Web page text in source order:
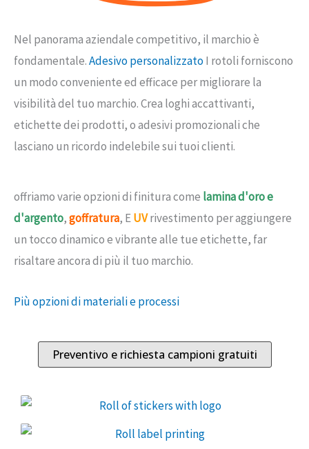
Nel panorama aziendale competitivo, il marchio è
fondamentale.Adesivo personalizzatoI rotoli forniscono
un modo conveniente ed efficace per migliorare la
visibilità del tuo marchio. Crea loghi accattivanti,
etichette dei prodotti, o adesivi promozionali che
lasciano un ricordo indelebile sui tuoi clienti.
offriamo varie opzioni di finitura come lamina d'oro e
d'argento,goffratura, EUVrivestimento per aggiungere
un tocco dinamico e vibrante alle tue etichette, far
risaltare ancora di più il tuo marchio.
Più opzioni di materiali e processi
Preventivo e richiesta campioni gratuiti